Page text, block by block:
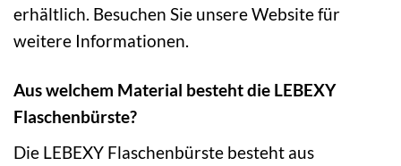
erhältlich. Besuchen Sie unsere Website für
weitere Informationen.
Aus welchem Material besteht die LEBEXY
Flaschenbürste?
Die LEBEXY Flaschenbürste besteht aus